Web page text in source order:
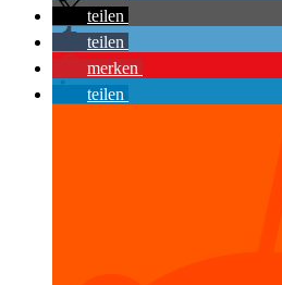
teilen
teilen
merken
teilen